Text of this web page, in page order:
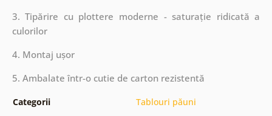
3. Tipărire cu plottere moderne - saturație ridicată a
culorilor
4. Montaj ușor
5. Ambalate într-o cutie de carton rezistentă
Categorii Tablouri păuni